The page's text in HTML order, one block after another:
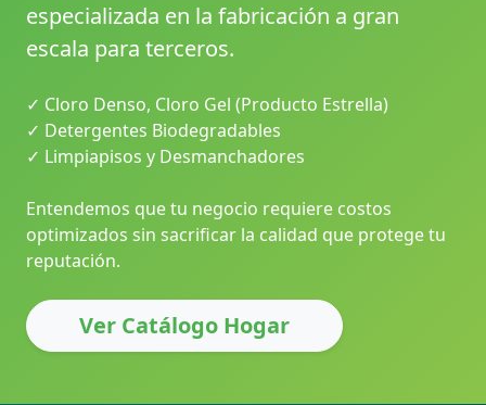
especializada en la fabricación a gran
escala para terceros.
✓ Cloro Denso, Cloro Gel (Producto Estrella)
✓ Detergentes Biodegradables
✓ Limpiapisos y Desmanchadores
Entendemos que tu negocio requiere costos
optimizados sin sacrificar la calidad que protege tu
reputación.
Ver Catálogo Hogar